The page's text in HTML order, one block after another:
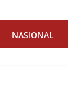
NASIONAL